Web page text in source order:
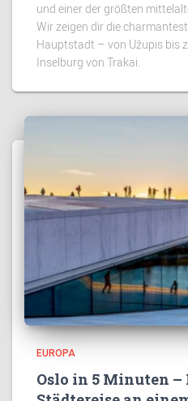
und einer der größten
Wir zeigen dir die
Hauptstadt – von Užupis bis
Inselburg von Trakai.
EUROPA
Oslo in 5 Minuten –